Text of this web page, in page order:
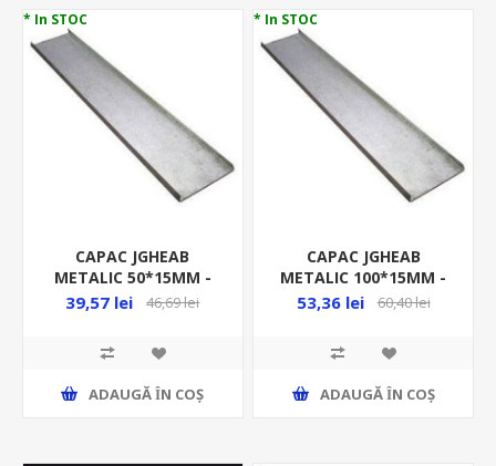
* In STOC
CAPAC JGHEAB
METALIC 50*15MM -
3M/BUC 12-010/B3
39,57 lei 46,69 lei
ADAUGĂ ȊN COŞ
* In STOC
CAPAC JGHEAB
METALIC 100*15MM -
3M/BUC 12-011/B3
53,36 lei 60,40 lei
ADAUGĂ ȊN COŞ